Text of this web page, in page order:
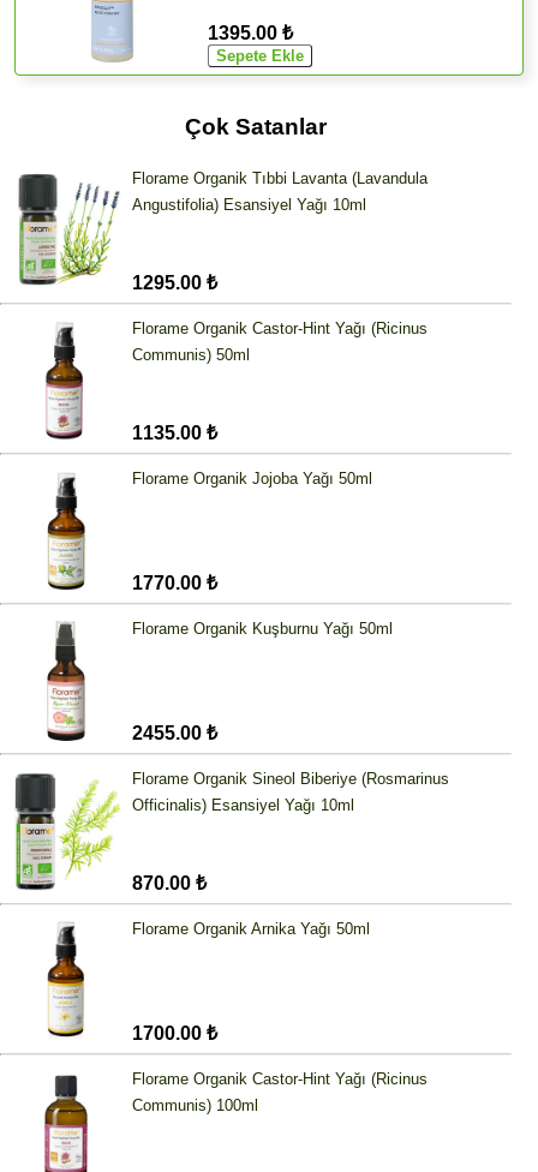
1395.00 ₺
Çok Satanlar
Florame Organik Tıbbi Lavanta (Lavandula
Angustifolia) Esansiyel Yağı 10ml
1295.00 ₺
Florame Organik Castor-Hint Yağı (Ricinus
Communis) 50ml
1135.00 ₺
Florame Organik Jojoba Yağı 50ml
1770.00 ₺
Florame Organik Kuşburnu Yağı 50ml
2455.00 ₺
Florame Organik Sineol Biberiye (Rosmarinus
Officinalis) Esansiyel Yağı 10ml
870.00 ₺
Florame Organik Arnika Yağı 50ml
1700.00 ₺
Florame Organik Castor-Hint Yağı (Ricinus
Communis) 100ml